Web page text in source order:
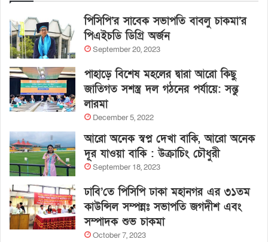
পিসিপি’র সাবেক সভাপতি বাবলু চাকমা’র
পিএইচডি ডিগ্রি অর্জন
September 20, 2023
পাহাড়ে বিশেষ মহলের দ্বারা আরো কিছু
জাতিগত সশস্ত্র দল গঠনের পর্যায়ে: সন্তু
লারমা
December 5, 2022
আরো অনেক স্বপ্ন দেখা বাকি, আরো অনেক
দূর যাওয়া বাকি : উক্রাচিং চৌধুরী
September 18, 2023
ঢাবি’তে পিসিপি ঢাকা মহানগর এর ৩১তম
কাউন্সিল সম্পন্নঃ সভাপতি জগদীশ এবং
সম্পাদক শুভ চাকমা
October 7, 2023